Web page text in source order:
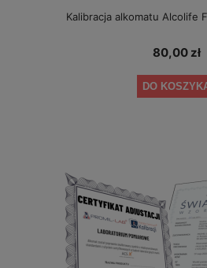
Kalibracja alkomatu Alcolife
80,00 zł
DO